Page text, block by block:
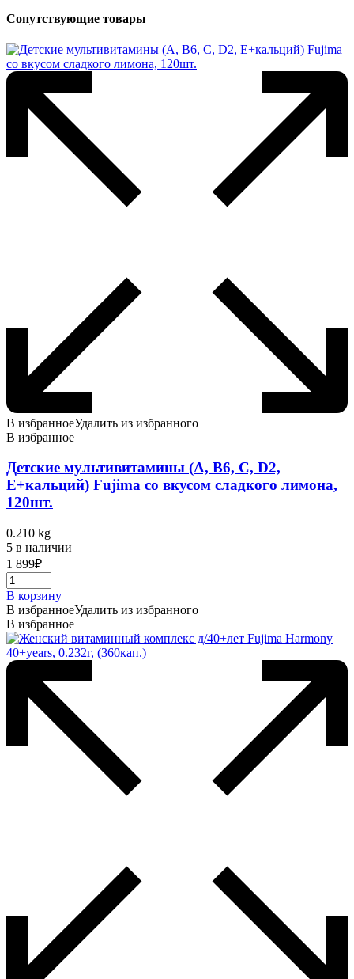
Сопутствующие товары
В избранноеУдалить из избранного
В избранное
Детские мультивитамины (A, B6, C, D2,
E+кальций) Fujima со вкусом сладкого лимона,
120шт.
0.210 kg
5 в наличии
1 899₽
В корзину
В избранноеУдалить из избранного
В избранное